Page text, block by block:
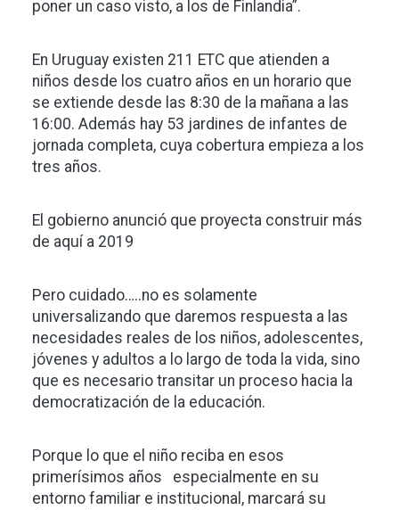
poner un caso visto, a los de Finlandia”.
En Uruguay existen 211 ETC que atienden a
niños desde los cuatro años en un horario que
se extiende desde las 8:30 de la mañana a las
16:00. Además hay 53 jardines de infantes de
jornada completa, cuya cobertura empieza a los
tres años.
El gobierno anunció que proyecta construir más
de aquí a 2019
Pero cuidado…..no es solamente
universalizando que daremos respuesta a las
necesidades reales de los niños, adolescentes,
jóvenes y adultos a lo largo de toda la vida, sino
que es necesario transitar un proceso hacia la
democratización de la educación.
Porque lo que el niño reciba en esos
primerísimos años especialmente en su
entorno familiar e institucional, marcará su